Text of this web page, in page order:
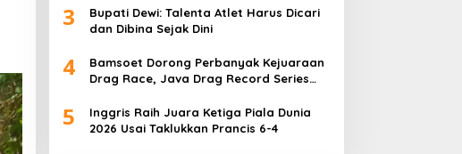
3
Bupati Dewi: Talenta Atlet Harus Dicari
dan Dibina Sejak Dini
4
Bamsoet Dorong Perbanyak Kejuaraan
Drag Race, Java Drag Record Series
Muda
5
Inggris Raih Juara Ketiga Piala Dunia
2026 Usai Taklukkan Prancis 6-4